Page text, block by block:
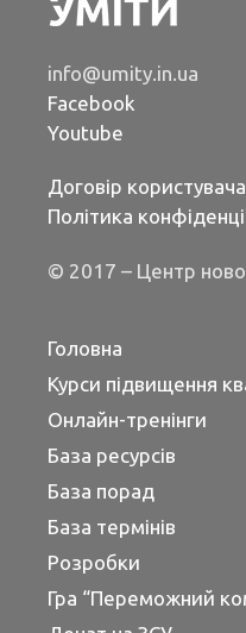
info@umity.in.ua
Facebook
Youtube
Договір користувача
Політика
© 2017 – Центр нової
Головна
Курси підвищення
Онлайн-тренінги
База ресурсів
База порад
База термінів
Розробки
Гра “Переможний